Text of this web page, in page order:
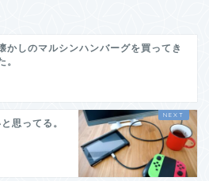
かしのマルシンハンバーグを買ってき
。
思ってる。